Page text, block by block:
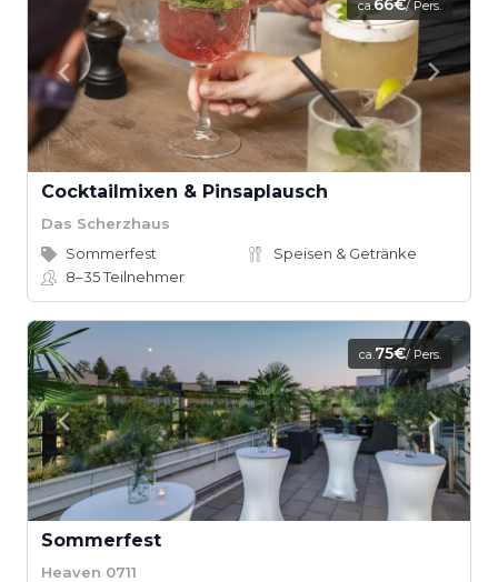
ca.66€/ Pers.
Cocktailmixen & Pinsaplausch
Das Scherzhaus
Sommerfest
Speisen & Getränke
8–35Teilnehmer
ca.75€/ Pers.
Sommerfest
Heaven 0711